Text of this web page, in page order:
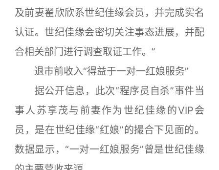
及前妻翟欣欣系世纪佳缘会员，并完成实名
认证。世纪佳缘会密切关注事态进展，并配
合相关部门进行调查取证工作。”
退市前收入“得益于一对一红娘服务”
据公开信息，此次“程序员自杀”事件当
事人苏享茂与前妻作为世纪佳缘的VIP会
员，是在世纪佳缘“红娘”的撮合下见面的。
数据显示，“一对一红娘服务”曾是世纪佳缘